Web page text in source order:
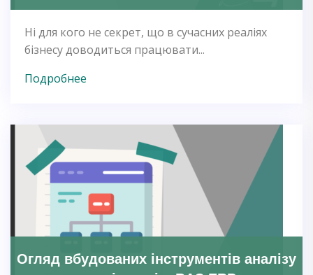
Ні для кого не секрет, що в сучасних реаліях
бізнесу доводиться працювати...
Подробнее
Огляд вбудованих інструментів аналізу